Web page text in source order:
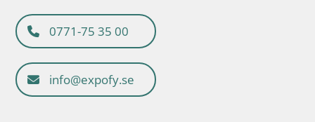
0771-75 35 00
info@expofy.se